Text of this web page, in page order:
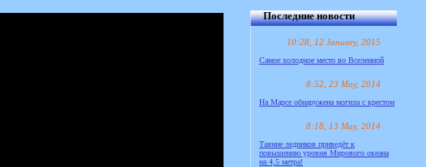
Последние новости
10:28, 12 January, 2015
Самое холодное место во Вселенной
8:52, 23 May, 2014
На Марсе обнаружена могила с крестом
8:18, 13 May, 2014
Таяние ледников приведёт к
повышению уровня Мирового океана
на 4,5 метра!